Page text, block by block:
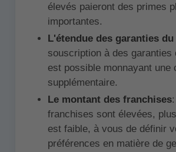
élevés paieront des primes
importantes.
L'étendue des garanties
souscription à des garanties
est possible monnayant une
supplémentaire.
Le montant des franchises
franchises sont élevées,
est faible, à vous de définir
préférences en matière de